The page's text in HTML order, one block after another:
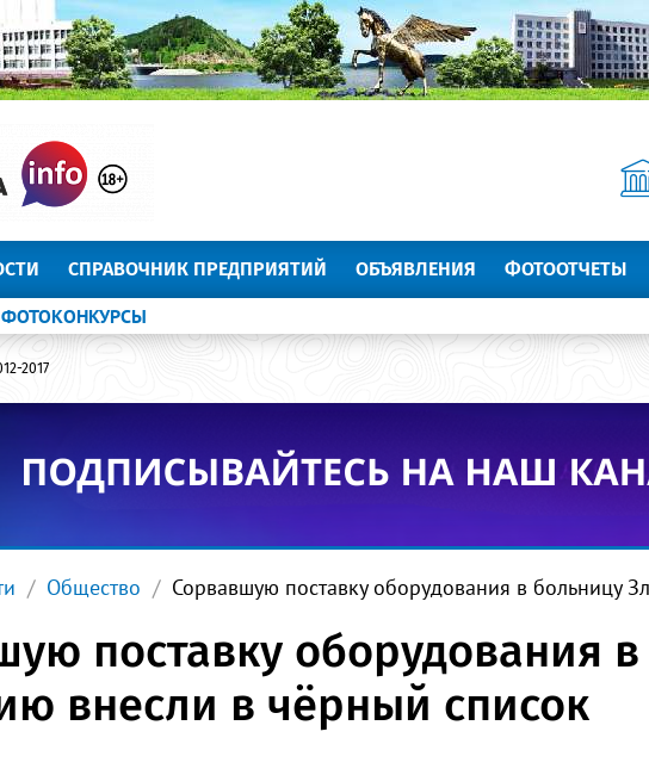
СПРАВОЧНИК ПРЕДПРИЯТИЙ ОБЪЯВЛЕНИЯ ФОТООТЧЕТЫ
ФОТОКОНКУРСЫ
2017
Общество Сорвавшую поставку оборудования в больницу
поставку оборудования в
внесли в чёрный список